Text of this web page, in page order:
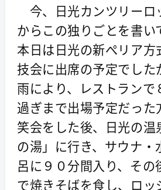
今、日光カンツリーロ
からこの独りごとを書い
本日は日光の新ぺリア方
技会に出席の予定でした
雨により、レストランで
過ぎまで出場予定だった
笑会をした後、日光の温
の湯」に行き、サウナ・
呂に９０分間入り、そ
で焼きそばを食し、ロッ